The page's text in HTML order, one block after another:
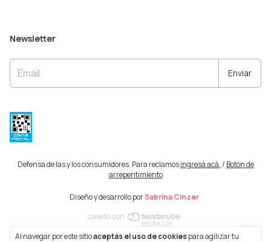
Al navegar por este sitioaceptás el uso de cookiespara agilizar tu
Newsletter
Defensa de las y los consumidores. Para reclamos ingresá acá./ Botón de
arrepentimiento
Diseño y desarrollo porSabrina Cinzer
Copyright Nursimom - 2026. Todos los derechos reservados.